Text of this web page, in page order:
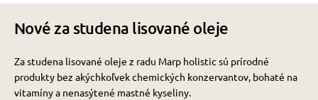
psov
mačky
Nové za studena lisované oleje
Za studena lisované oleje z radu Marp holistic sú prírodné
produkty bez akýchkoľvek chemických konzervantov, bohaté na
vitamíny a nenasýtené mastné kyseliny.